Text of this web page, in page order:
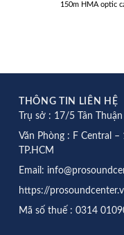
150m HMA optic
THÔNG TIN LIÊN HỆ
Trụ sở : 17/5 Tân
Văn Phòng : F Central
TP.HCM
Email:
https://
Mã số thuế : 0314